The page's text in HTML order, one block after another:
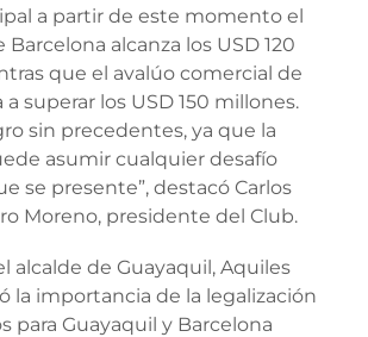
a partir de este momento el
alcanza los USD 120
que el avalúo comercial de
superar los USD 150 millones.
sin precedentes, ya que la
asumir cualquier desafío
se presente”, destacó Carlos
Moreno, presidente del Club.
alcalde de Guayaquil, Aquiles
la importancia de la legalización
para Guayaquil y Barcelona